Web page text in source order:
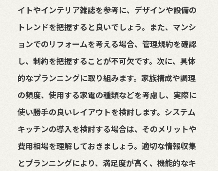
イトやインテリア雑誌を参考に、デザインや設備の
トレンドを把握すると良いでしょう。また、マンシ
ョンでのリフォームを考える場合、管理規約を確認
し、制約を把握することが不可欠です。次に、具体
的なプランニングに取り組みます。家族構成や調理
の頻度、使用する家電の種類などを考慮し、実際に
使い勝手の良いレイアウトを検討します。システム
キッチンの導入を検討する場合は、そのメリットや
費用相場を理解しておきましょう。適切な情報収集
とプランニングにより、満足度が高く、機能的なキ